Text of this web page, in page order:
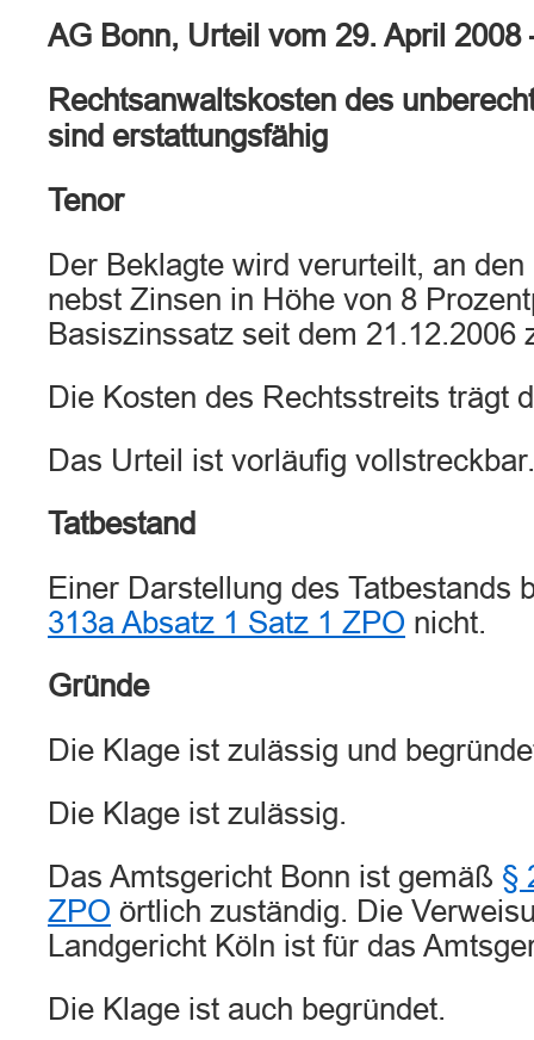
AG Bonn, Urteil vom 29. April
Rechtsanwaltskosten des
sind erstattungsfähig
Tenor
Der Beklagte wird verurteilt, an
nebst Zinsen in Höhe von 8
Basiszinssatz seit dem 21.12.2006
Die Kosten des Rechtsstreits trägt
Das Urteil ist vorläufig vollstreckbar.
Tatbestand
Einer Darstellung des Tatbestands
313a Absatz 1 Satz 1 ZPO nicht.
Gründe
Die Klage ist zulässig und
Die Klage ist zulässig.
Das Amtsgericht Bonn ist gemäß §
ZPO örtlich zuständig. Die
Landgericht Köln ist für das
Die Klage ist auch begründet.